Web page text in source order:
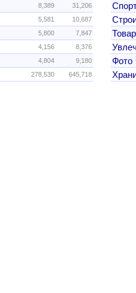
8,389 31,206
5,581 10,687
5,800 7,847
4,156 8,376
4,804 9,180
278,530 645,718
Фото